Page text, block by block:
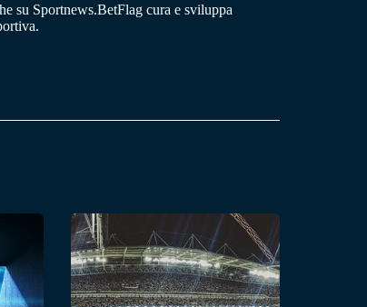
su Sportnews.BetFlag cura e sviluppa